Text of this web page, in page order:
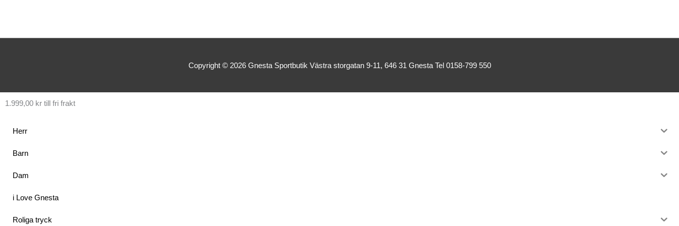
Copyright © 2026 Gnesta Sportbutik Västra storgatan 9-11, 646 31 Gnesta Tel 0158-799 550
1.999,00 kr till fri frakt
Herr
Barn
Dam
i Love Gnesta
Roliga tryck